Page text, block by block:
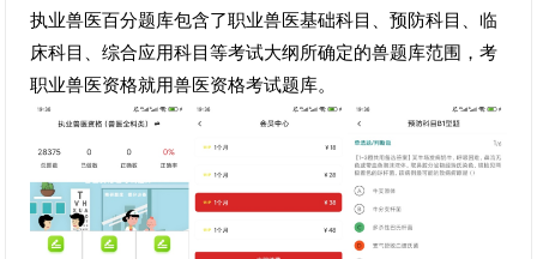
执业兽医百分题库包含了职业兽医基础科目、预防科目、临
床科目、综合应用科目等考试大纲所确定的兽题库范围，考
职业兽医资格就用兽医资格考试题库。